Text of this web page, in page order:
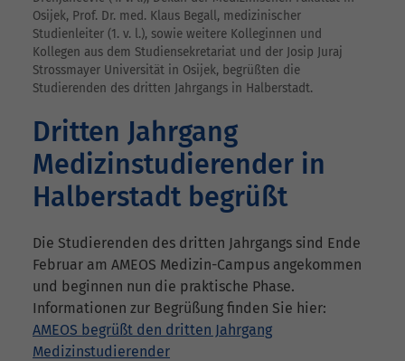
Osijek, Prof. Dr. med. Klaus Begall, medizinischer
Studienleiter (1. v. l.), sowie weitere Kolleginnen und
Kollegen aus dem Studiensekretariat und der Josip Juraj
Strossmayer Universität in Osijek, begrüßten die
Studierenden des dritten Jahrgangs in Halberstadt.
Dritten Jahrgang
Medizinstudierender in
Halberstadt begrüßt
Die Studierenden des dritten Jahrgangs sind Ende
Februar am AMEOS Medizin-Campus angekommen
und beginnen nun die praktische Phase.
Informationen zur Begrüßung finden Sie hier:
AMEOS begrüßt den dritten Jahrgang
Medizinstudierender